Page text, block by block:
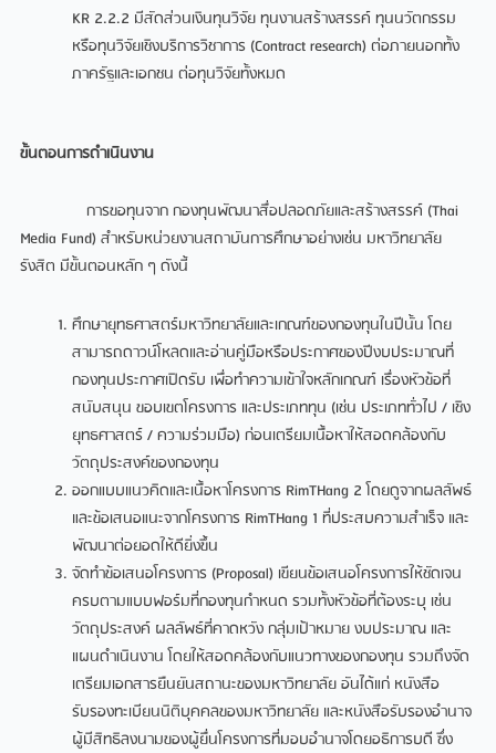
KR 2.2.2 มีสัดส่วนเงินทุนวิจัย ทุนงานสร้างสรรค์ ทุนนวัตกรรม
หรือทุนวิจัยเชิงบริการวิชาการ (Contract research) ต่อภายนอกทั้ง
ภาครัฐและเอกชน ต่อทุนวิจัยทั้งหมด
ขั้นตอนการดำเนินงาน
การขอทุนจาก กองทุนพัฒนาสื่อปลอดภัยและสร้างสรรค์ (Thai
Media Fund) สำหรับหน่วยงานสถาบันการศึกษาอย่างเช่น มหาวิทยาลัย
รังสิต มีขั้นตอนหลัก ๆ ดังนี้
ศึกษายุทธศาสตร์มหาวิทยาลัยและเกณฑ์ของกองทุนในปีนั้น โดย
สามารถดาวน์โหลดและอ่านคู่มือหรือประกาศของปีงบประมาณที่
กองทุนประกาศเปิดรับ เพื่อทำความเข้าใจหลักเกณฑ์ เรื่องหัวข้อที่
สนับสนุน ขอบเขตโครงการ และประเภททุน (เช่น ประเภททั่วไป / เชิง
ยุทธศาสตร์ / ความร่วมมือ) ก่อนเตรียมเนื้อหาให้สอดคล้องกับ
วัตถุประสงค์ของกองทุน
ออกแบบแนวคิดและเนื้อหาโครงการ RimTHang 2 โดยดูจากผลลัพธ์
และข้อเสนอแนะจากโครงการ RimTHang 1 ที่ประสบความสำเร็จ และ
พัฒนาต่อยอดให้ดียิ่งขึ้น
จัดทำข้อเสนอโครงการ (Proposal) เขียนข้อเสนอโครงการให้ชัดเจน
ครบตามแบบฟอร์มที่กองทุนกำหนด รวมทั้งหัวข้อที่ต้องระบุ เช่น
วัตถุประสงค์ ผลลัพธ์ที่คาดหวัง กลุ่มเป้าหมาย งบประมาณ และ
แผนดำเนินงาน โดยให้สอดคล้องกับแนวทางของกองทุน รวมถึงจัด
เตรียมเอกสารยืนยันสถานะของมหาวิทยาลัย อันได้แก่ หนังสือ
รับรองทะเบียนนิติบุคคลของมหาวิทยาลัย และหนังสือรับรองอำนาจ
ผู้มีสิทธิลงนามของผู้ยื่นโครงการที่มอบอำนาจโดยอธิการบดี ซึ่ง